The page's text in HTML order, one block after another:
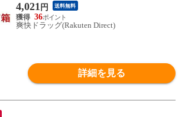
4,021 円 送料無料
36
爽快ドラッグ(Rakuten Direct)
詳細を見る